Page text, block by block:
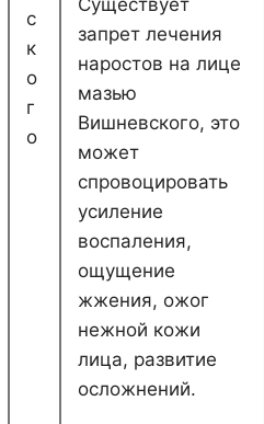
с
к
о
г
о
запрет лечения
наростов на лице
мазью
Вишневского, это
может
спровоцировать
усиление
воспаления,
ощущение
жжения, ожог
нежной кожи
лица, развитие
осложнений.